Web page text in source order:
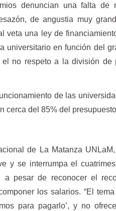
denuncian una falta de
de angustia muy
veta una ley de
universitario en función del
no respeto a la división de
de las
cerca del 85% del
de La Matanza
y se interrumpa el
a pesar de reconocer el
los salarios. “El
para pagarlo’, y no